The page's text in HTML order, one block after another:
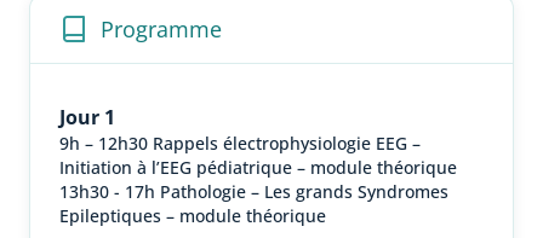
Programme
Jour 1
9h – 12h30 Rappels électrophysiologie EEG –
Initiation à l’EEG pédiatrique – module théorique
13h30 - 17h Pathologie – Les grands Syndromes
Epileptiques – module théorique